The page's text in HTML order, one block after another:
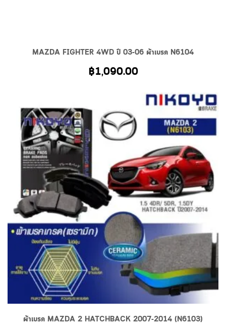
MAZDA FIGHTER 4WD ปี 03-06 ผ้าเบรค N6104
฿1,090.00
ผ้าเบรค MAZDA 2 HATCHBACK 2007-2014 (N6103)